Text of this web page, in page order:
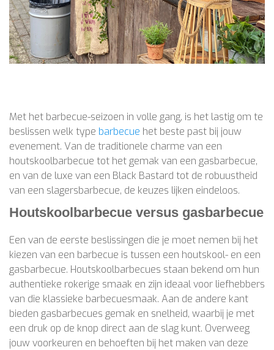
Met het barbecue-seizoen in volle gang, is het lastig om te
beslissen welk type barbecue het beste past bij jouw
evenement. Van de traditionele charme van een
houtskoolbarbecue tot het gemak van een gasbarbecue,
en van de luxe van een Black Bastard tot de robuustheid
van een slagersbarbecue, de keuzes lijken eindeloos.
Houtskoolbarbecue versus gasbarbecue
Een van de eerste beslissingen die je moet nemen bij het
kiezen van een barbecue is tussen een houtskool- en een
gasbarbecue. Houtskoolbarbecues staan bekend om hun
authentieke rokerige smaak en zijn ideaal voor liefhebbers
van die klassieke barbecuesmaak. Aan de andere kant
bieden gasbarbecues gemak en snelheid, waarbij je met
een druk op de knop direct aan de slag kunt. Overweeg
jouw voorkeuren en behoeften bij het maken van deze